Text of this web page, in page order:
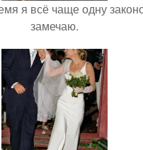
я всё чаще одну
замечаю.